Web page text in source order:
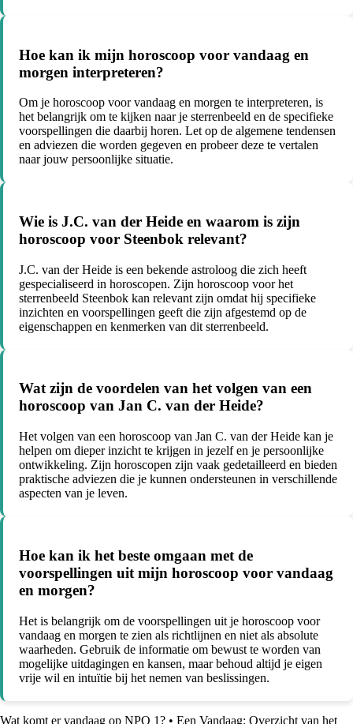
Hoe kan ik mijn horoscoop voor vandaag en
morgen interpreteren?
Om je horoscoop voor vandaag en morgen te interpreteren, is
het belangrijk om te kijken naar je sterrenbeeld en de specifieke
voorspellingen die daarbij horen. Let op de algemene tendensen
en adviezen die worden gegeven en probeer deze te vertalen
naar jouw persoonlijke situatie.
Wie is J.C. van der Heide en waarom is zijn
horoscoop voor Steenbok relevant?
J.C. van der Heide is een bekende astroloog die zich heeft
gespecialiseerd in horoscopen. Zijn horoscoop voor het
sterrenbeeld Steenbok kan relevant zijn omdat hij specifieke
inzichten en voorspellingen geeft die zijn afgestemd op de
eigenschappen en kenmerken van dit sterrenbeeld.
Wat zijn de voordelen van het volgen van een
horoscoop van Jan C. van der Heide?
Het volgen van een horoscoop van Jan C. van der Heide kan je
helpen om dieper inzicht te krijgen in jezelf en je persoonlijke
ontwikkeling. Zijn horoscopen zijn vaak gedetailleerd en bieden
praktische adviezen die je kunnen ondersteunen in verschillende
aspecten van je leven.
Hoe kan ik het beste omgaan met de
voorspellingen uit mijn horoscoop voor vandaag
en morgen?
Het is belangrijk om de voorspellingen uit je horoscoop voor
vandaag en morgen te zien als richtlijnen en niet als absolute
waarheden. Gebruik de informatie om bewust te worden van
mogelijke uitdagingen en kansen, maar behoud altijd je eigen
vrije wil en intuïtie bij het nemen van beslissingen.
Wat komt er vandaag op NPO 1? • Een Vandaag: Overzicht van het